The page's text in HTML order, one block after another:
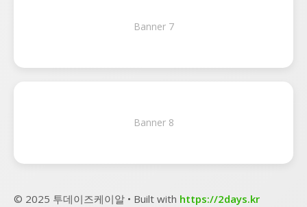
Banner 7
Banner 8
© 2025 투데이즈케이알 • Built with https://2days.kr